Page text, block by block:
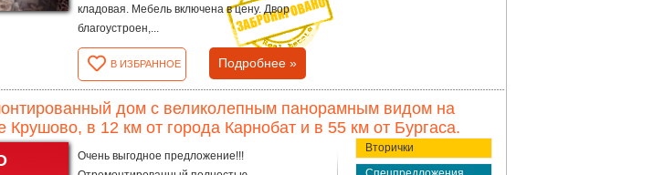
кладовая. Мебель включена в цену. Двор
благоустроен,...
В ИЗБРАННОЕ Подробнее »
дом с великолепным панорамным видом на
Крушово, в 12 км от города Карнобат и в 55 км от Бургаса.
Очень выгодное предложение!!!
Вторички